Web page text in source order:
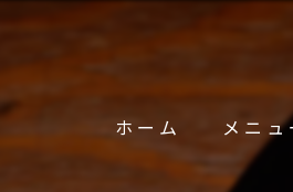
ホーム メニ